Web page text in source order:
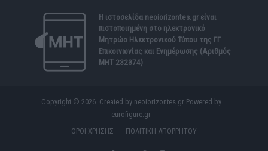
Η ιστοσελίδα neoiorizontes.grείναι
πιστοποιημένη στο ηλεκτρονικό
Μητρώο Ηλεκτρονικού Τύπου της ΓΓ
Επικοινωνίας και Ενημέρωσης (Αριθμός
ΜΗΤ 232374)
Copyright © 2026. Created by neoiorizontes.gr Powered by
eurofigure.gr
ΟΡΟΙ ΧΡΗΣΗΣ
ΠΟΛΙΤΙΚΗ ΑΠΟΡΡΗΤΟΥ